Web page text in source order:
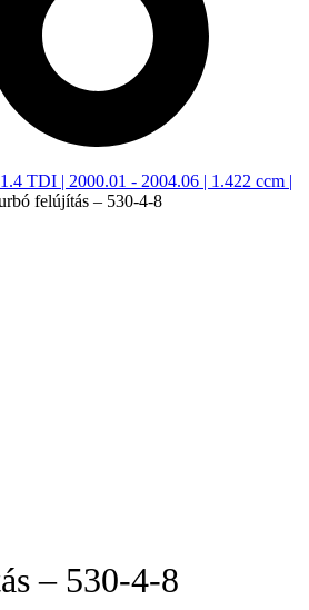
1.4 TDI | 2000.01 - 2004.06 | 1.422 ccm |
felújítás – 530-4-8
– 530-4-8